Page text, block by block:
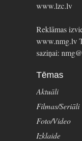
www.lzc.lv
Reklāmas
www.nmg.lv
saziņai:
Tēmas
Aktuāli
Filmas/Seriāli
Foto/Video
Izklaide